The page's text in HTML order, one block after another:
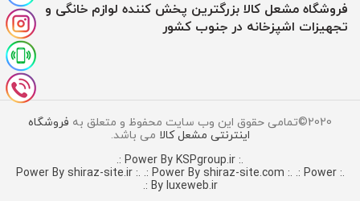
فروشگاه مشعل کالا بزرگترین پخش کننده لوازم خانگی و
تجهیزات اشپزخانه در جنوب کشور
2020©تمامی حقوق این وب سایت محفوظ و متعلق به
فروشگاه
اینترنتی مشعل کالا می باشد.
.: Power By KSPgroup.ir :.
.: Power By shiraz-site.ir :.
.: Power By shiraz-site.com :. .: Power
By luxeweb.ir :.